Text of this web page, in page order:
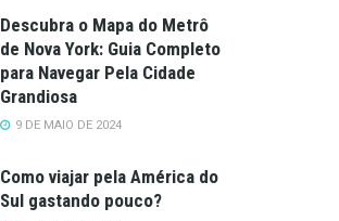
Descubra o Mapa do Metrô
de Nova York: Guia Completo
para Navegar Pela Cidade
Grandiosa
9 DE MAIO DE 2024
Como viajar pela América do
Sul gastando pouco?